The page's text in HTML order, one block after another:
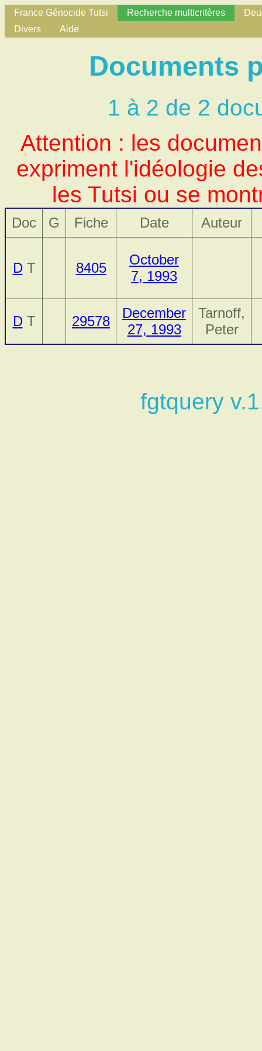
France Génocide Tutsi Recherche multicritères
Divers
Aide
Documents
1 à 2 de 2
Attention : les
expriment l'idéologie
les Tutsi ou se
Doc G Fiche Date Auteur
DT 8405
October
7, 1993
DT 29578
December
27, 1993
Tarnoff,
Peter
fgtquery